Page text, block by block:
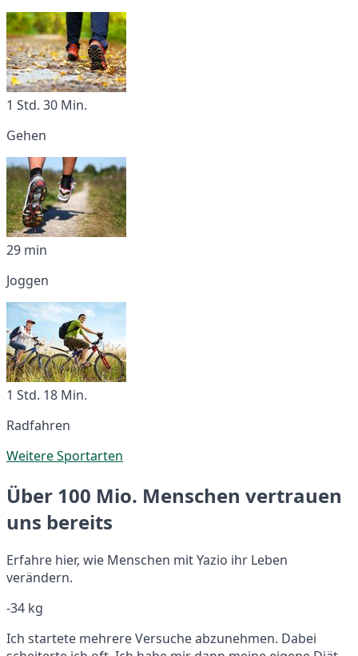
1 Std. 30 Min.
Gehen
29 min
Joggen
1 Std. 18 Min.
Radfahren
Weitere Sportarten
Über 100 Mio. Menschen vertrauen
uns bereits
Erfahre hier, wie Menschen mit Yazio ihr Leben
verändern.
-34 kg
Ich startete mehrere Versuche abzunehmen. Dabei